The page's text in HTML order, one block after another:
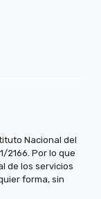
Nacional del
2166. Por lo que
de los servicios
forma, sin